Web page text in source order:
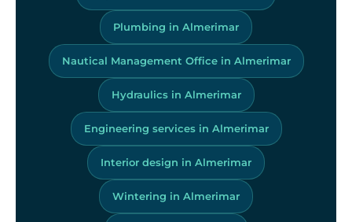
Plumbing in Almerimar
Nautical Management Office in Almerimar
Hydraulics in Almerimar
Engineering services in Almerimar
Interior design in Almerimar
Wintering in Almerimar